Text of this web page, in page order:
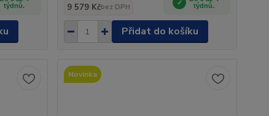
týdnů.
9 579 Kčbez DPH
týdnů.
Přidat do košíku
Novinka